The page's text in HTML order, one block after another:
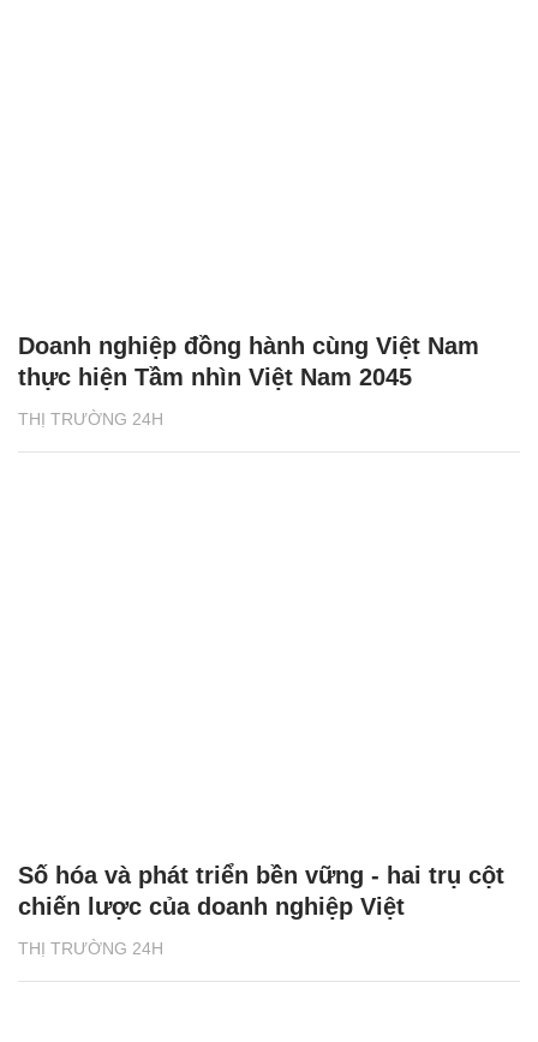
THỊ TRƯỜNG 24H
Doanh nghiệp đồng hành cùng Việt Nam
thực hiện Tầm nhìn Việt Nam 2045
THỊ TRƯỜNG 24H
Số hóa và phát triển bền vững - hai trụ cột
chiến lược của doanh nghiệp Việt